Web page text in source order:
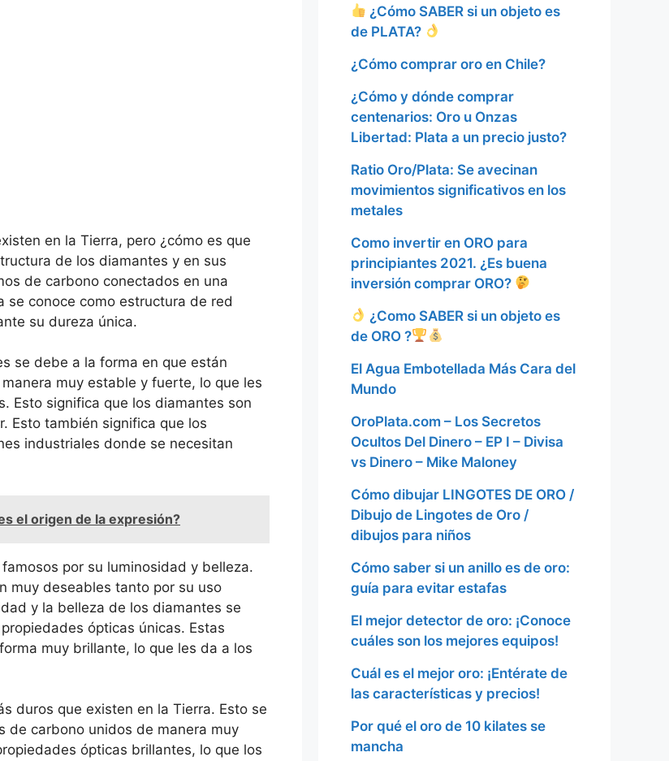
en la Tierra, pero ¿cómo es que
de los diamantes y en sus
de carbono conectados en una
se conoce como estructura de red
su dureza única.
se debe a la forma en que están
muy estable y fuerte, lo que les
Esto significa que los diamantes son
Esto también significa que los
industriales donde se necesitan
el origen de la expresión?
por su luminosidad y belleza.
muy deseables tanto por su uso
y la belleza de los diamantes se
ópticas únicas. Estas
muy brillante, lo que les da a los
duros que existen en la Tierra. Esto se
de carbono unidos de manera muy
ópticas brillantes, lo que los
¿Cómo SABER si un objeto es
de PLATA?
¿Cómo comprar oro en Chile?
¿Cómo y dónde comprar
centenarios: Oro u Onzas
Libertad: Plata a un precio justo?
Ratio Oro/Plata: Se avecinan
movimientos significativos en los
metales
Como invertir en ORO para
principiantes 2021. ¿Es buena
inversión comprar ORO?
¿Como SABER si un objeto es
de ORO ?
El Agua Embotellada Más Cara del
Mundo
OroPlata.com – Los Secretos
Ocultos Del Dinero – EP I – Divisa
vs Dinero – Mike Maloney
Cómo dibujar LINGOTES DE ORO /
Dibujo de Lingotes de Oro /
dibujos para niños
Cómo saber si un anillo es de oro:
guía para evitar estafas
El mejor detector de oro: ¡Conoce
cuáles son los mejores equipos!
Cuál es el mejor oro: ¡Entérate de
las características y precios!
Por qué el oro de 10 kilates se
mancha